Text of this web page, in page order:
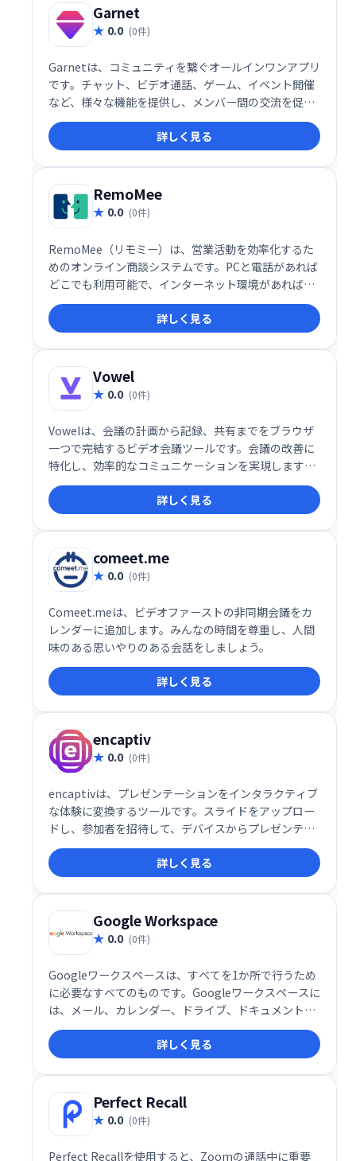
Garnet
0.0 (0件)
Garnetは、コミュニティを繋ぐオールインワンアプリ
です。チャット、ビデオ通話、ゲーム、イベント開催
など、様々な機能を提供し、メンバー間の交流を促進
します。砕氷船機能なども搭載し、新たな出会いをサ
ポートします。未来をシンプルにする、次世代コミュ
ニティアプリです。
詳しく見る
RemoMee
0.0 (0件)
RemoMee（リモミー）は、営業活動を効率化するた
めのオンライン商談システムです。PCと電話があれば
どこでも利用可能で、インターネット環境があれば、
スムーズに商談を進められます。営業コストと時間を
削減しながら効率的な営業活動を支援し、売上向上を
目指せる便利なツールです。
詳しく見る
Vowel
0.0 (0件)
Vowelは、会議の計画から記録、共有までをブラウザ
一つで完結するビデオ会議ツールです。会議の改善に
特化し、効率的なコミュニケーションを実現します。
スムーズな進行と情報共有で、生産性の向上に貢献し
ます。
詳しく見る
comeet.me
0.0 (0件)
Comeet.meは、ビデオファーストの非同期会議をカ
レンダーに追加します。みんなの時間を尊重し、人間
味のある思いやりのある会話をしましょう。
詳しく見る
encaptiv
0.0 (0件)
encaptivは、プレゼンテーションをインタラクティブ
な体験に変換するツールです。スライドをアップロー
ドし、参加者を招待して、デバイスからプレゼンテー
ションを操作できます。仮想、ハイブリッド、対面イ
ベントに対応し、オーディエンスのエンゲージメント
を高め、フィードバックを収集できます。同時セッシ
ョンの開催や視聴者参加状況の追跡も可能です。顧
客、ドナー、ファンの獲得を支援します。
詳しく見る
Google Workspace
0.0 (0件)
Googleワークスペースは、すべてを1か所で行うため
に必要なすべてのものです。Googleワークスペースに
は、メール、カレンダー、ドライブ、ドキュメント、
スプレッドシート、スライド、ミートなど、あなたが
知っていて大好きな生産性アプリがすべて含まれてい
ます。
詳しく見る
Perfect Recall
0.0 (0件)
Perfect Recallを使用すると、Zoomの通話中に重要